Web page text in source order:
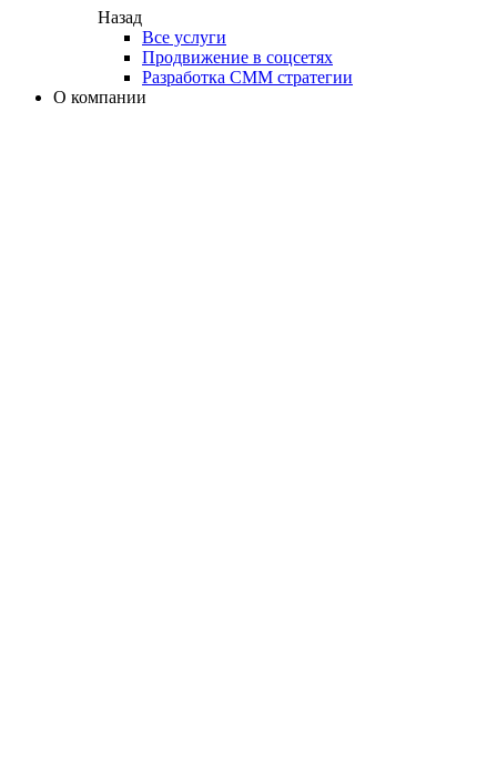
Назад
Все услуги
Продвижение в соцсетях
Разработка СММ стратегии
О компании